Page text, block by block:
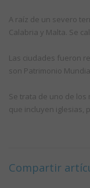
A raíz de un severo
Calabria y Malta. Se
Las ciudades fueron
son Patrimonio
Se trata de uno de
que incluyen iglesias,
Compartir